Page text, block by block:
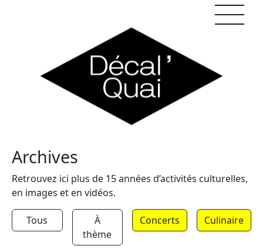
Archives
Retrouvez ici plus de 15 années d’activités culturelles,
en images et en vidéos.
Tous
À
thème
Concerts Culinaire